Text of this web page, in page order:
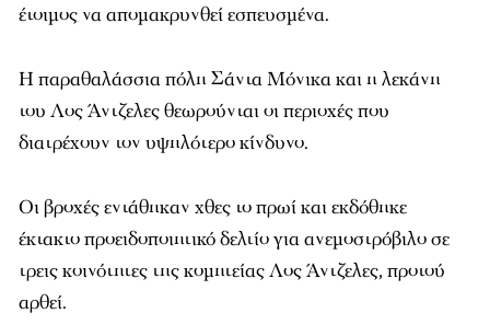
έτοιμος να απομακρυνθεί εσπευσμένα.
Η παραθαλάσσια πόλη Σάντα Μόνικα και η λεκάνη
του Λος Άντζελες θεωρούνται οι περιοχές που
διατρέχουν τον υψηλότερο κίνδυνο.
Οι βροχές εντάθηκαν χθες το πρωί και εκδόθηκε
έκτακτο προειδοποιητικό δελτίο για ανεμοστρόβιλο σε
τρεις κοινότητες της κομητείας Λος Άντζελες, προτού
αρθεί.